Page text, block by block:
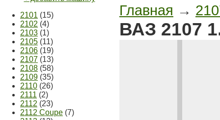
2101 (15)
2102 (4)
2103 (1)
2105 (11)
2106 (19)
2107 (13)
2108 (58)
2109 (35)
2110 (26)
2111 (2)
2112 (23)
2112 Coupe (7)
Главная →
ВАЗ 2107